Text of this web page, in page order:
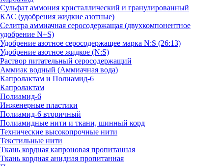
Сульфат аммония кристаллический и гранулированный
КАС (удобрения жидкие азотные)
Селитра аммиачная серосодержащая (двухкомпонентное
удобрение N+S)
Удобрение азотное серосодержащее марка N:S (26:13)
Удобрение азотное жидкое (N:S)
Раствор питательный серосодержащий
Аммиак водный (Аммиачная вода)
Капролактам и Полиамид-6
Капролактам
Полиамид-6
Инженерные пластики
Полиамид-6 вторичный
Полиамидные нити и ткани, шинный корд
Технические высокопрочные нити
Текстильные нити
Ткань кордная капроновая пропитанная
Ткань кордная анидная пропитанная